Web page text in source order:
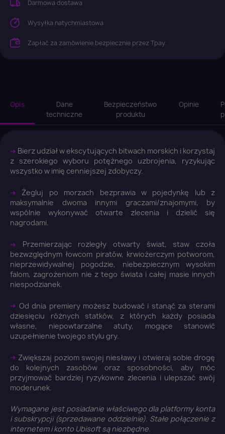
Darmowa dostawa
Wysyłka natychmiastowa
Zapłać za zamówienie bezpiecznie przez Tpay
Opis
Dane
techniczne
Bezpieczeństwo
produktu
Opinie
➜ Bierz udział w ekscytujących bitwach morskich i korzystaj
z szerokiego wyboru potężnego uzbrojenia, ryzykując
wszystko w imię cenniejszej zdobyczy.
➜ Żegluj po morzach bezprawia w pojedynkę lub z
maksymalnie dwoma innymi graczami/znajomymi, by
wspólnie wykonywać otwarte zlecenia i dzielić się
nagrodami.
➜ Przemierzając rozległy otwarty świat, staw czoła
bezwzględnym łowcom piratów, krwiożerczym potworom,
nieprzewidywalnej pogodzie, niebezpiecznym wysokim
falom, zagrożeniom nie z tego świata i całej masie innych
niespodzianek.
➜ Od dnia premiery możesz budować i stanąć za sterami
dziesięciu różnych statków, z których każdy posiada
własne, niepowtarzalne atuty, mogące stanowić
uzupełnienie twojego stylu gry.
➜ Zwiększaj poziom swojej niesławy i otwieraj sobie drogę
do kolejnych zasobów oraz sposobności, aby móc
przyjmować bardziej ryzykowne zlecenia i ulepszać swój
moderunek.
Wymagane jest posiadanie właściwego dla platformy konta
i subskrypcji (sprzedawane oddzielnie). Stałe połączenie z
internetem i konto Ubisoft są niezbędne.